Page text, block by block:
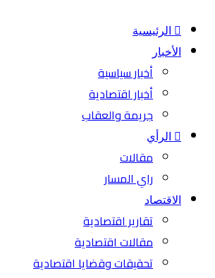
الرئيسية
الأخبار
أخبار سياسية
أخبار اقتصادية
جريمة والعقاب
الرأي
مقالات
راي المسار
الاقتصاد
تقارير اقتصادية
مقالات اقتصادية
تحقيقات وقضايا اقتصادية